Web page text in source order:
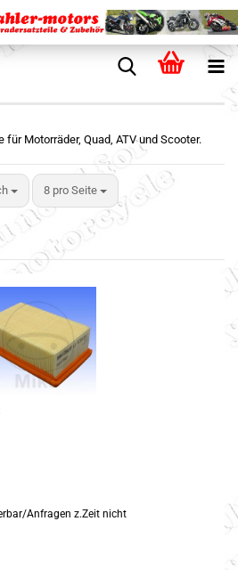
Motorräder, Quad, ATV und Scooter.
8 pro Seite
z.Zeit nicht